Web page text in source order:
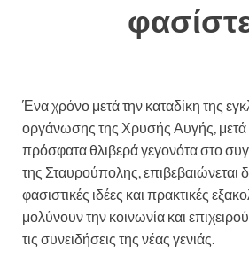
Ένα χρόνο μετά την καταδίκη της
οργάνωσης της Χρυσής Αυγής, μετά
πρόσφατα θλιβερά γεγονότα στο
της Σταυρούπολης, επιβεβαιώνεται
φασιστικές ιδέες και πρακτικές
μολύνουν την κοινωνία και
τις συνειδήσεις της νέας γενιάς.